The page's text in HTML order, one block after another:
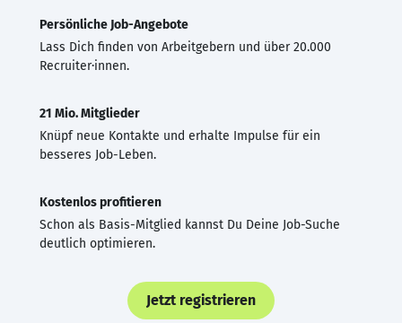
Persönliche Job-Angebote
Lass Dich finden von Arbeitgebern und über 20.000
Recruiter·innen.
21 Mio. Mitglieder
Knüpf neue Kontakte und erhalte Impulse für ein
besseres Job-Leben.
Kostenlos profitieren
Schon als Basis-Mitglied kannst Du Deine Job-Suche
deutlich optimieren.
Jetzt registrieren